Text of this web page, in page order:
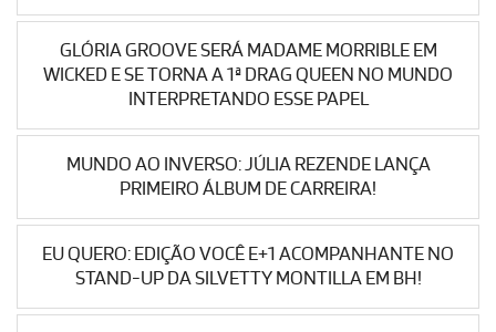
GLÓRIA GROOVE SERÁ MADAME MORRIBLE EM
WICKED E SE TORNA A 1ª DRAG QUEEN NO MUNDO
INTERPRETANDO ESSE PAPEL
MUNDO AO INVERSO: JÚLIA REZENDE LANÇA
PRIMEIRO ÁLBUM DE CARREIRA!
EU QUERO: EDIÇÃO VOCÊ E+1 ACOMPANHANTE NO
STAND-UP DA SILVETTY MONTILLA EM BH!